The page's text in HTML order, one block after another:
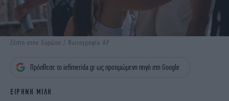
iAUTOKINITO
iOPINIONS
iGASTRONOMIE
iBOOKS
ΖΩΔΙΑ
MEDIA
ELAMEFORA
NEWSLETTER
Ζέστη στην Ευρώπη / Φωτογραφία AP
Πρόσθεσε το iefimerida.gr ως προτιμώμενη πηγή στη Google
ΕΙΡΗΝΗ ΜΙΛΗ